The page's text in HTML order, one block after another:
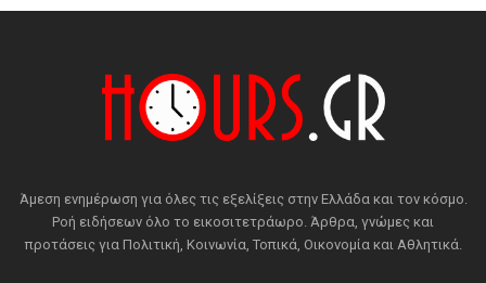
Άμεση ενημέρωση για όλες τις εξελίξεις στην Ελλάδα και τον κόσμο.
Ροή ειδήσεων όλο το εικοσιτετράωρο. Άρθρα, γνώμες και
προτάσεις για Πολιτική, Κοινωνία, Τοπικά, Οικονομία και Αθλητικά.